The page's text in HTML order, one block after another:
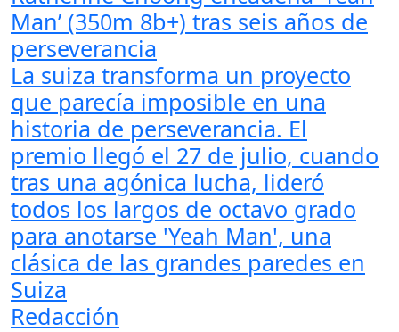
Man’ (350m 8b+) tras seis años de
perseverancia
La suiza transforma un proyecto
que parecía imposible en una
historia de perseverancia. El
premio llegó el 27 de julio, cuando
tras una agónica lucha, lideró
todos los largos de octavo grado
para anotarse 'Yeah Man', una
clásica de las grandes paredes en
Suiza
Redacción